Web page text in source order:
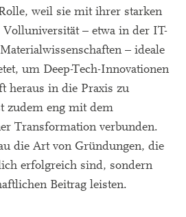
weil sie mit ihrer starken
Volluniversität – etwa in der IT-
– ideale
um Deep-Tech-Innovationen
heraus in die Praxis zu
zudem eng mit dem
Transformation verbunden.
die Art von Gründungen, die
erfolgreich sind, sondern
Beitrag leisten.